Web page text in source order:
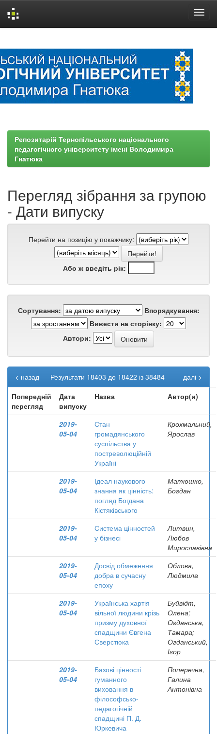
Репозитарій Тернопільського національного
педагогічного університету імені Володимира
Гнатюка
Перегляд зібрання за групою
- Дати випуску
Перейти на позицію у покажчику:
Або ж введіть рік:
Сортування:
Впорядкування:
Вивести на сторінку:
Автори:
Результати 18403 до 18422 із 38484
< назад
далі >
Попередній
перегляд
Дата
випуску
Назва Автор(и)
2019-
05-04
Стан
громадянського
суспільства у
постреволюційній
Україні
Крохмальний,
Ярослав
2019-
05-04
Ідеал наукового
знання як цінність:
погляд Богдана
Кістяківського
Матюшко,
Богдан
2019-
05-04
Система цінностей
у бізнесі
Литвин,
Любов
Мирославівна
2019-
05-04
Досвід обмеження
добра в сучасну
епоху
Облова,
Людмила
2019-
05-04
Українська хартія
вільної людини крізь
призму духовної
спадщини Євгена
Сверстюка
Буйвідт,
Олена;
Огданська,
Тамара;
Огданський,
Ігор
2019-
05-04
Базові цінності
гуманного
виховання в
філософсько-
педагогічній
спадщині П. Д.
Юркевича
Поперечна,
Галина
Антонівна